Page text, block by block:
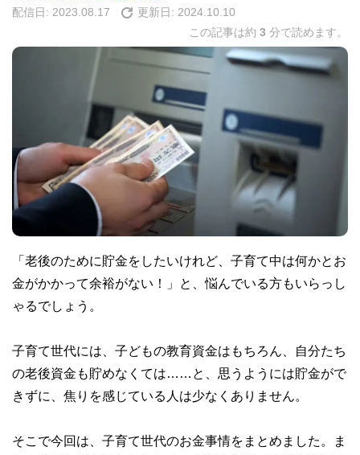
配信日: 2023.08.17 更新日: 2024.10.10
この記事は約 3 分で読めます。
「老後のために貯金をしたいけれど、子育て中は何かとお
金がかかって余裕がない！」と、悩んでいる方もいらっし
ゃるでしょう。
子育て世代には、子どもの教育資金はもちろん、自分たち
の老後資金も貯めなくては……と、思うようには貯金がで
きずに、焦りを感じている人は少なくありません。
そこで今回は、子育て世代のお金事情をまとめました。ま